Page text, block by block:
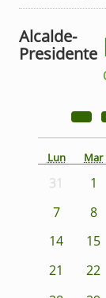
Alcalde-
Presidente
Lun Mar
31 1
7
8
14
15
21
22